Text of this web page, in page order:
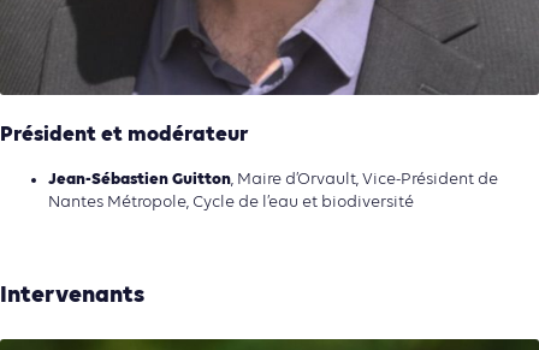
Président et modérateur
Jean-Sébastien Guitton , Maire d’Orvault, Vice-Président de
Nantes Métropole, Cycle de l’eau et biodiversité
Intervenants